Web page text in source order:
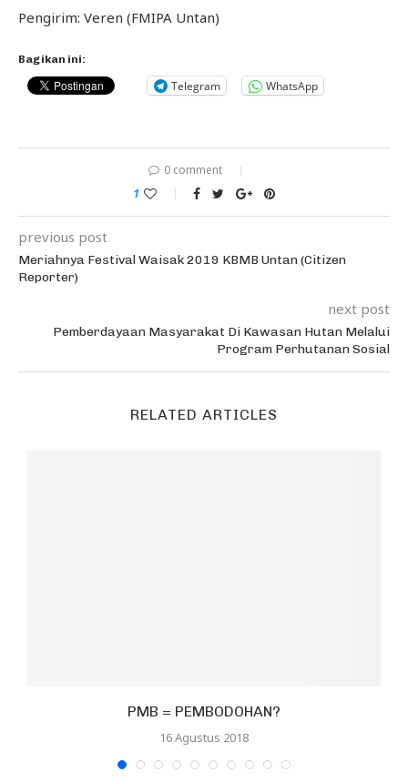
Pengirim: Veren (FMIPA Untan)
Bagikan ini:
Telegram WhatsApp
0 comment
1
previous post
Meriahnya Festival Waisak 2019 KBMB Untan (Citizen
Reporter)
next post
Pemberdayaan Masyarakat Di Kawasan Hutan Melalui
Program Perhutanan Sosial
RELATED ARTICLES
PMB = PEMBODOHAN?
16 Agustus 2018